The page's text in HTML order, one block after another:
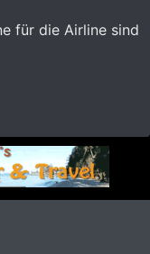
für die Airline sind